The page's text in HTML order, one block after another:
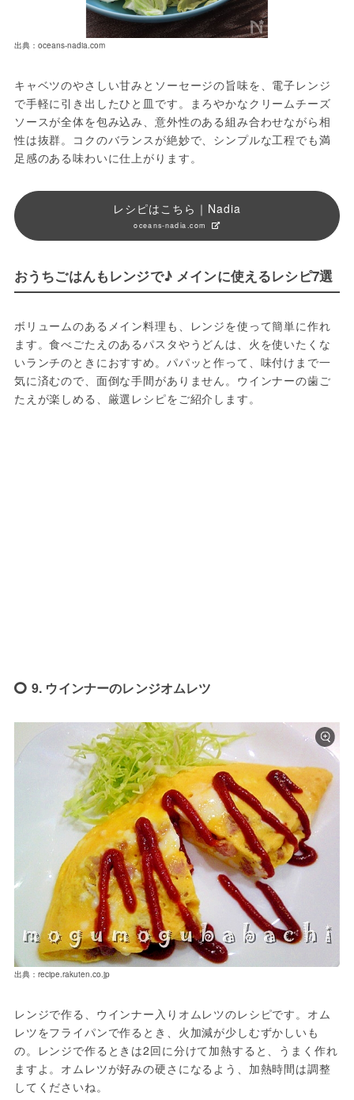
出典：oceans-nadia.com
キャベツのやさしい甘みとソーセージの旨味を、電子レンジ
で手軽に引き出したひと皿です。まろやかなクリームチーズ
ソースが全体を包み込み、意外性のある組み合わせながら相
性は抜群。コクのバランスが絶妙で、シンプルな工程でも満
足感のある味わいに仕上がります。
レシピはこちら｜Nadia
oceans-nadia.com
おうちごはんもレンジで♪ メインに使えるレシピ7選
ボリュームのあるメイン料理も、レンジを使って簡単に作れ
ます。食べごたえのあるパスタやうどんは、火を使いたくな
いランチのときにおすすめ。パパッと作って、味付けまで一
気に済むので、面倒な手間がありません。ウインナーの歯ご
たえが楽しめる、厳選レシピをご紹介します。
9. ウインナーのレンジオムレツ
出典：recipe.rakuten.co.jp
レンジで作る、ウインナー入りオムレツのレシピです。オム
レツをフライパンで作るとき、火加減が少しむずかしいも
の。レンジで作るときは2回に分けて加熱すると、うまく作れ
ますよ。オムレツが好みの硬さになるよう、加熱時間は調整
してくださいね。